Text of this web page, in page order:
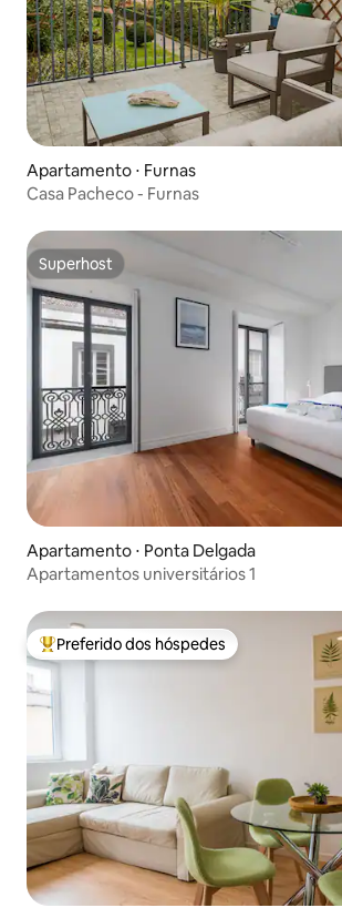
Apartamento ⋅ Furnas
Casa Pacheco - Furnas
Superhost
Superhost
Apartamento ⋅ Ponta Delgada
Apartamentos universitários 1
Entre os melhores preferidos dos hóspedes
Preferido dos hóspedes